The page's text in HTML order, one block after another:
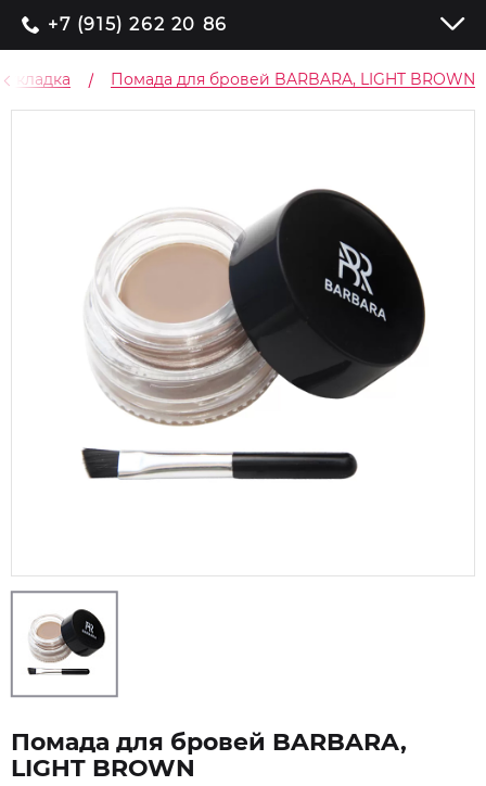
+7 (915) 262 20 86
Помада для бровей BARBARA, LIGHT BROWN
Помада для бровей BARBARA,
LIGHT BROWN